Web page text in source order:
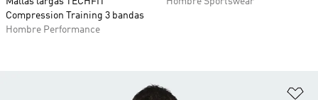
Compression Training 3 bandas
Hombre Performance